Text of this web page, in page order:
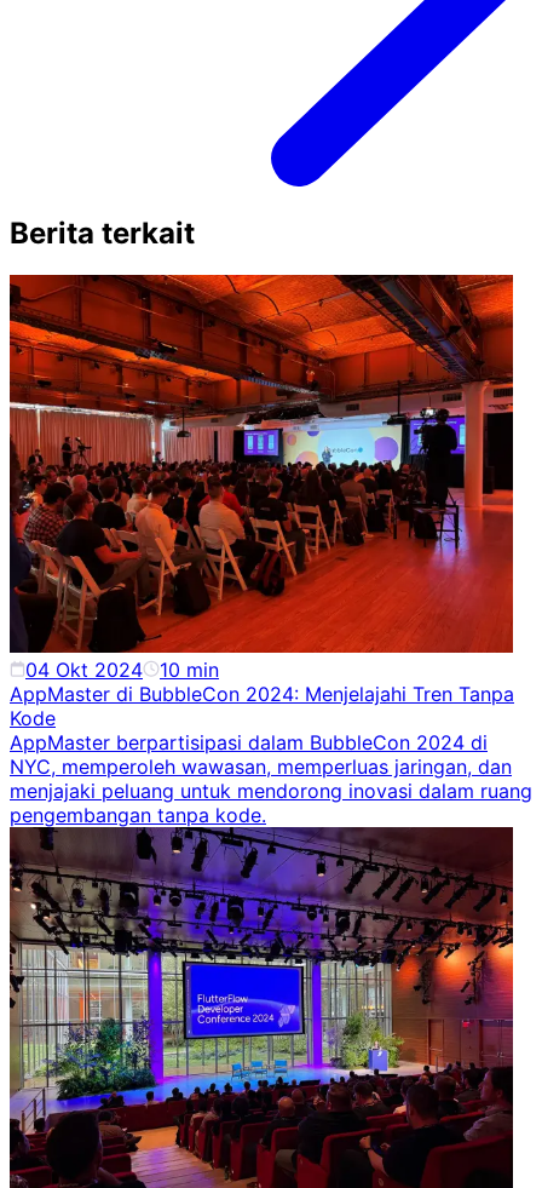
Berita terkait
04 Okt 2024 10 min
AppMaster di BubbleCon 2024: Menjelajahi Tren Tanpa
Kode
AppMaster berpartisipasi dalam BubbleCon 2024 di
NYC, memperoleh wawasan, memperluas jaringan, dan
menjajaki peluang untuk mendorong inovasi dalam ruang
pengembangan tanpa kode.